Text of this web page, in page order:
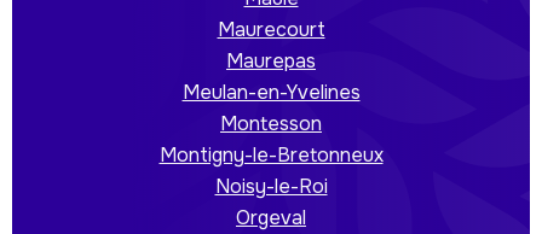
Maurecourt
Maurepas
Meulan-en-Yvelines
Montesson
Montigny-le-Bretonneux
Noisy-le-Roi
Orgeval